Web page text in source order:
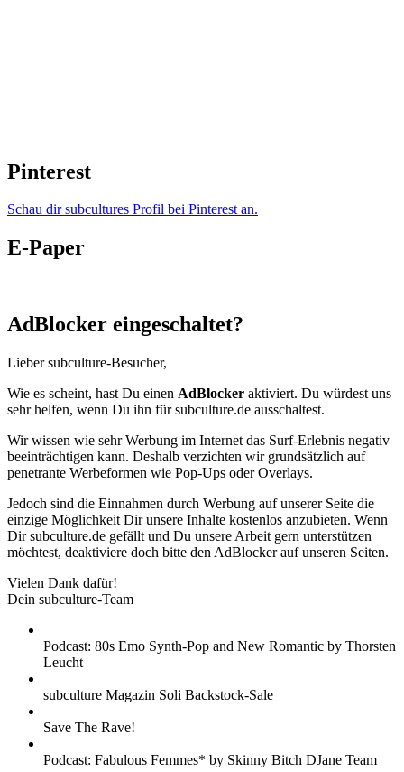
Pinterest
Schau dir subcultures Profil bei Pinterest an.
E-Paper
AdBlocker eingeschaltet?
Lieber subculture-Besucher,
Wie es scheint, hast Du einen AdBlocker aktiviert. Du würdest uns
sehr helfen, wenn Du ihn für subculture.de ausschaltest.
Wir wissen wie sehr Werbung im Internet das Surf-Erlebnis negativ
beeinträchtigen kann. Deshalb verzichten wir grundsätzlich auf
penetrante Werbeformen wie Pop-Ups oder Overlays.
Jedoch sind die Einnahmen durch Werbung auf unserer Seite die
einzige Möglichkeit Dir unsere Inhalte kostenlos anzubieten. Wenn
Dir subculture.de gefällt und Du unsere Arbeit gern unterstützen
möchtest, deaktiviere doch bitte den AdBlocker auf unseren Seiten.
Vielen Dank dafür!
Dein subculture-Team
Podcast: 80s Emo Synth-Pop and New Romantic by Thorsten
Leucht
subculture Magazin Soli Backstock-Sale
Save The Rave!
Podcast: Fabulous Femmes* by Skinny Bitch DJane Team